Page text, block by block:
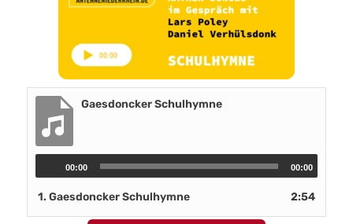
Gaesdoncker Schulhymne
00:00 00:00
1. Gaesdoncker Schulhymne 2:54